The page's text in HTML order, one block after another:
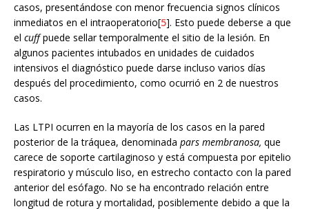
casos, presentándose con menor frecuencia signos clínicos
inmediatos en el intraoperatorio[5]. Esto puede deberse a que
el cuffpuede sellar temporalmente el sitio de la lesión. En
algunos pacientes intubados en unidades de cuidados
intensivos el diagnóstico puede darse incluso varios días
después del procedimiento, como ocurrió en 2 de nuestros
casos.
Las LTPI ocurren en la mayoría de los casos en la pared
posterior de la tráquea, denominada pars membranosa, que
carece de soporte cartilaginoso y está compuesta por epitelio
respiratorio y músculo liso, en estrecho contacto con la pared
anterior del esófago. No se ha encontrado relación entre
longitud de rotura y mortalidad, posiblemente debido a que la